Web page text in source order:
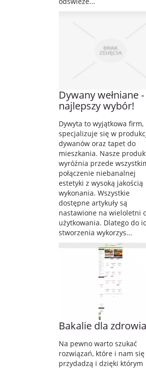
Dywany wełniane -
najlepszy wybór!
Dywyta to wyjątkowa firm,
specjalizuje się w
dywanów oraz tapet do
mieszkania. Nasze
wyróżnia przede
połączenie niebanalnej
estetyki z wysoką jakością
wykonania. Wszystkie
dostępne artykuły są
nastawione na wieloletni
użytkowania. Dlatego do
stworzenia wykorzys...
Bakalie dla zdrowia
Na pewno warto szukać
rozwiązań, które i nam się
przydadzą i dzięki którym